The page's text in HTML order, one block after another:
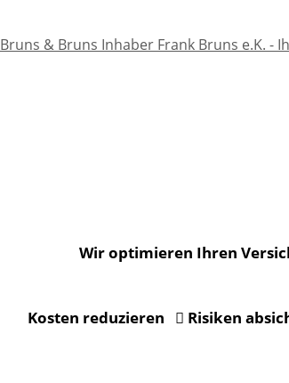
Wir optimieren Ihren
Kosten reduzieren Risiken